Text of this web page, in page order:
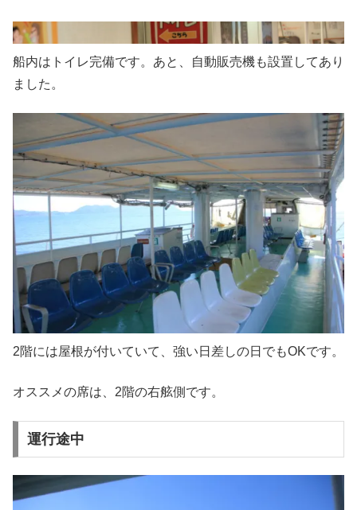
船内はトイレ完備です。あと、自動販売機も設置してあり
ました。
2階には屋根が付いていて、強い日差しの日でもOKです。
オススメの席は、2階の右舷側です。
運行途中